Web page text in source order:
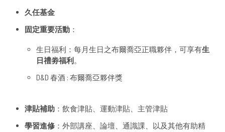
久任基金
固定重要活動 ：
生日福利：每月生日之布爾喬亞正職夥伴，可享有生
日禮劵福利。
D&D 春酒 : 布爾喬亞夥伴獎
津貼補助 ：飲食津貼、運動津貼、主管津貼
學習進修 ：外部講座、論壇、通識課、以及其他有助精